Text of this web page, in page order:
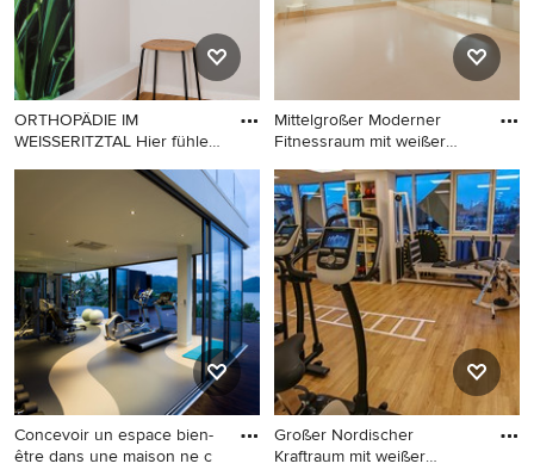
ORTHOPÄDIE IM
WEISSERITZTAL Hier fühlen
Multifunktionaler, Kleiner
Moderner Fitnessraum mit
Vinylboden und braunem
Boden in Berlin
Mittelgroßer Moderner
Fitnessraum mit weißer
Mittelgroßer Moderner
Fitnessraum mit weißer
Wandfarbe, Vinylboden und
beigem Boden in Tokio
Concevoir un espace bien-
être dans une maison ne c
Großer Nordischer
Kraftraum mit weißer